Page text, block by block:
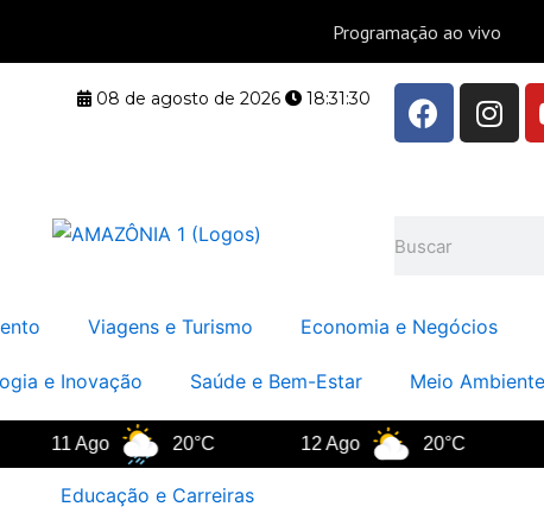
08 de agosto de 2026 18:31:31
F
a
o
I
n
m
Viagens e Turismo Economia e Negócios
e Inovação Saúde e Bem-Estar Meio
11 Ago 20°C 12 Ago 20°C 13
Educação e Carreiras